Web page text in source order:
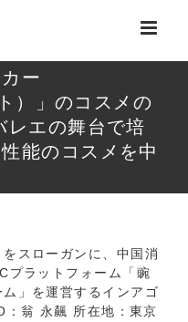
ー
）」のコスメの
エの舞台で培
能のコスメを中
をスローガンに、中国消
プラットフォーム「豌
」を運営するインアゴ
：翁 永飆 所在地：東京